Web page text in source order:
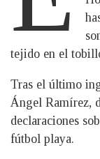
tejido en el
Tras el último
Ángel Ramírez,
declaraciones
fútbol playa.